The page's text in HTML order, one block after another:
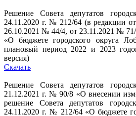
Решение Совета депутатов
24.11.2020 г. № 212/64 (в редакции
26.10.2021 № 44/4, от 23.11.2021 №
«О бюджете городского округа
плановый период 2022 и 2023
версия)
Скачать
Решение Совета депутатов
21.12.2021 г. № 90/8 «О внесении
решение Совета депутатов
24.11.2020 г. № 212/64 «О бюджете